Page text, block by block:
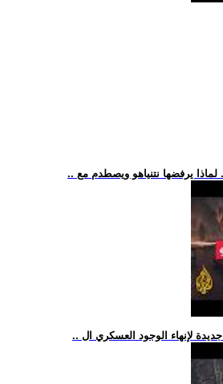
لإنهاء الوجود العسكري ال